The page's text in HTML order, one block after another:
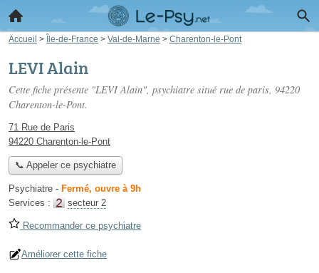
Accueil > Île-de-France > Val-de-Marne > Charenton-le-Pont
LEVI Alain
Cette fiche présente "LEVI Alain", psychiatre situé rue de paris, 94220
Charenton-le-Pont.
71 Rue de Paris
94220 Charenton-le-Pont
📞 Appeler ce psychiatre
Psychiatre - Fermé, ouvre à 9h
Services :
secteur 2
Recommander ce psychiatre
Améliorer cette fiche